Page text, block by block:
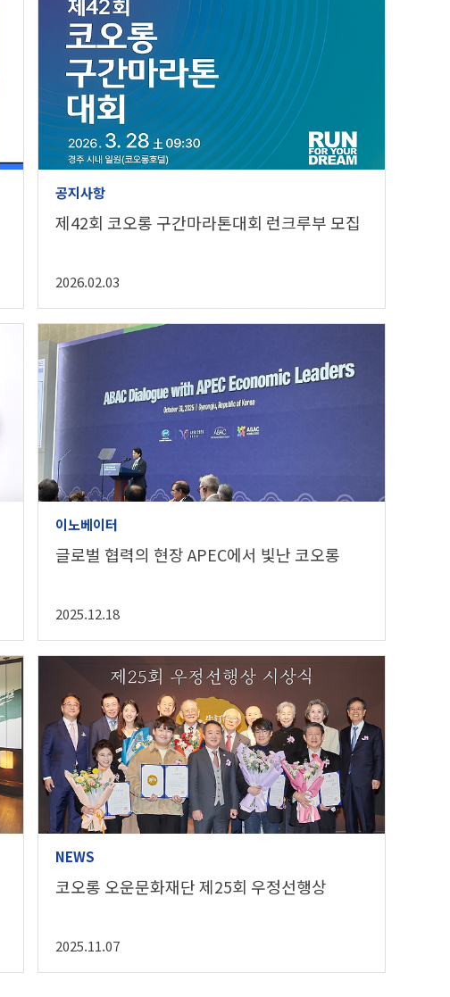
공지사항
제42회 코오롱 구간마라톤대회 런크루부 모집
2026.02.03
이노베이터
글로벌 협력의 현장 APEC에서 빛난 코오롱
2025.12.18
NEWS
코오롱 오운문화재단 제25회 우정선행상
2025.11.07